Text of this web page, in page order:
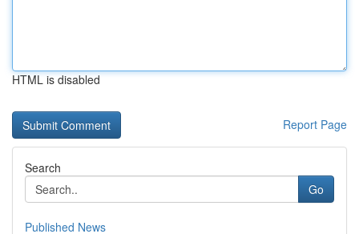
HTML is disabled
Report Page
Search
Go
Published News